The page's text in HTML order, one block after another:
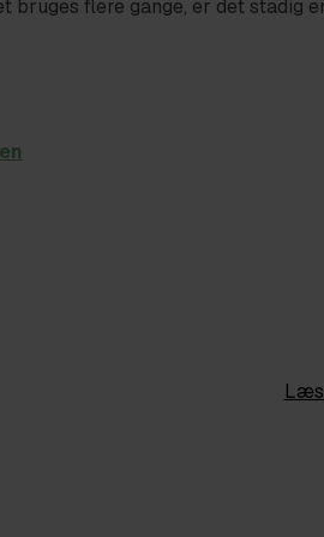
bruges flere gange, er det stadig